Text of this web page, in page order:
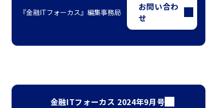
『金融ITフォーカス』編集事務局
お問い合わ
せ
金融ITフォーカス 2024年9月号